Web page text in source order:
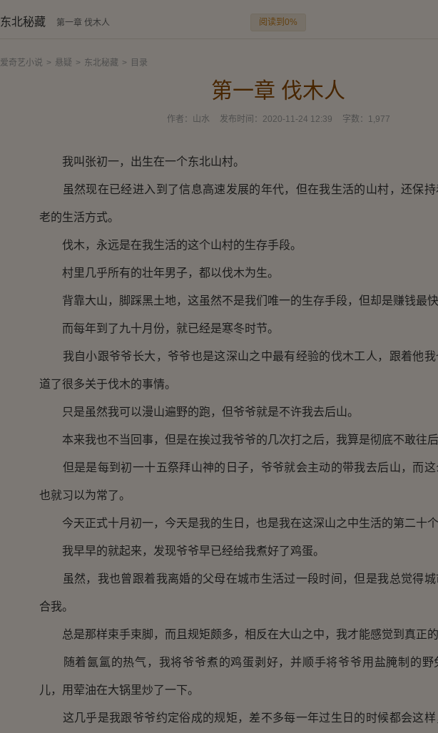
东北秘藏 第一章 伐木人 阅读到0%
爱奇艺小说 > 悬疑 > 东北秘藏 > 目录
第一章 伐木人
作者： 山水 发布时间： 2020-11-24 12:39 字数： 1,977
我叫张初一，出生在一个东北山村。
虽然现在已经进入到了信息高速发展的年代，但在我生活的山村，还保持
老的生活方式。
伐木，永远是在我生活的这个山村的生存手段。
村里几乎所有的壮年男子，都以伐木为生。
背靠大山，脚踩黑土地，这虽然不是我们唯一的生存手段，但却是赚钱最快
而每年到了九十月份，就已经是寒冬时节。
我自小跟爷爷长大，爷爷也是这深山之中最有经验的伐木工人，跟着他我
道了很多关于伐木的事情。
只是虽然我可以漫山遍野的跑，但爷爷就是不许我去后山。
本来我也不当回事，但是在挨过我爷爷的几次打之后，我算是彻底不敢往后
但是是每到初一十五祭拜山神的日子，爷爷就会主动的带我去后山，而这
也就习以为常了。
今天正式十月初一，今天是我的生日，也是我在这深山之中生活的第二十个
我早早的就起来，发现爷爷早已经给我煮好了鸡蛋。
虽然，我也曾跟着我离婚的父母在城市生活过一段时间，但是我总觉得城
合我。
总是那样束手束脚，而且规矩颇多，相反在大山之中，我才能感觉到真正的
随着氤氲的热气，我将爷爷煮的鸡蛋剥好，并顺手将爷爷用盐腌制的野
儿，用荤油在大锅里炒了一下。
这几乎是我跟爷爷约定俗成的规矩，差不多每一年过生日的时候都会这样